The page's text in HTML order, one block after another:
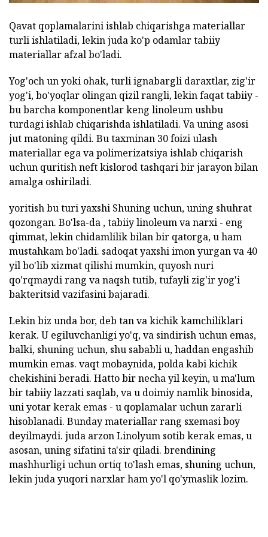
Qavat qoplamalarini ishlab chiqarishga materiallar
turli ishlatiladi, lekin juda ko'p odamlar tabiiy
materiallar afzal bo'ladi.
Yog'och un yoki ohak, turli ignabargli daraxtlar, zig'ir
yog'i, bo'yoqlar olingan qizil rangli, lekin faqat tabiiy -
bu barcha komponentlar keng linoleum ushbu
turdagi ishlab chiqarishda ishlatiladi. Va uning asosi
jut matoning qildi. Bu taxminan 30 foizi ulash
materiallar ega va polimerizatsiya ishlab chiqarish
uchun quritish neft kislorod tashqari bir jarayon bilan
amalga oshiriladi.
yoritish bu turi yaxshi Shuning uchun, uning shuhrat
qozongan. Bo'lsa-da , tabiiy linoleum va narxi - eng
qimmat, lekin chidamlilik bilan bir qatorga, u ham
mustahkam bo'ladi. sadoqat yaxshi imon yurgan va 40
yil bo'lib xizmat qilishi mumkin, quyosh nuri
qo'rqmaydi rang va naqsh tutib, tufayli zig'ir yog'i
bakteritsid vazifasini bajaradi.
Lekin biz unda bor, deb tan va kichik kamchiliklari
kerak. U egiluvchanligi yo'q, va sindirish uchun emas,
balki, shuning uchun, shu sababli u, haddan engashib
mumkin emas. vaqt mobaynida, polda kabi kichik
chekishini beradi. Hatto bir necha yil keyin, u ma'lum
bir tabiiy lazzati saqlab, va u doimiy namlik binosida,
uni yotar kerak emas - u qoplamalar uchun zararli
hisoblanadi. Bunday materiallar rang sxemasi boy
deyilmaydi. juda arzon Linolyum sotib kerak emas, u
asosan, uning sifatini ta'sir qiladi. brendining
mashhurligi uchun ortiq to'lash emas, shuning uchun,
lekin juda yuqori narxlar ham yo'l qo'ymaslik lozim.